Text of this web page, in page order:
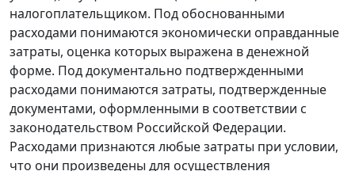
налогоплательщиком. Под обоснованными
расходами понимаются экономически оправданные
затраты, оценка которых выражена в денежной
форме. Под документально подтвержденными
расходами понимаются затраты, подтвержденные
документами, оформленными в соответствии с
законодательством Российской Федерации.
Расходами признаются любые затраты при условии,
что они произведены для осуществления